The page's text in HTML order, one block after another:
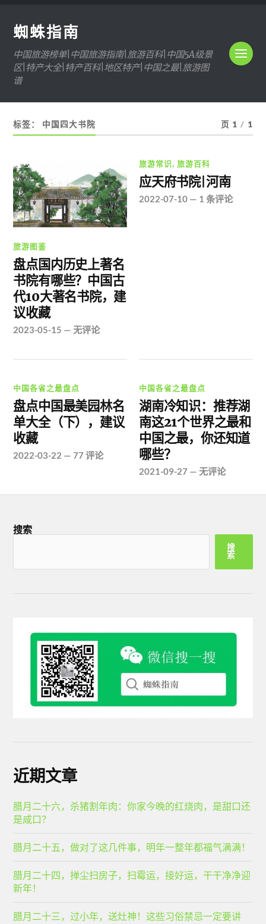
蜘蛛指南
中国旅游榜单|中国旅游指南|旅游百科|中国5A级景
区|特产大全|特产百科|地区特产|中国之最|旅游图
谱
标签： 中国四大书院 页 1 / 1
旅游图鉴
盘点国内历史上著名
书院有哪些？中国古
代10大著名书院，建
议收藏
2023-05-15 —无评论
旅游常识,旅游百科
应天府书院|河南
2022-07-10 — 1 条评论
中国各省之最盘点
盘点中国最美园林名
单大全（下），建议
收藏
2022-03-22 —77 评论
中国各省之最盘点
湖南冷知识：推荐湖
南这21个世界之最和
中国之最，你还知道
哪些？
2021-09-27 —无评论
搜索
搜
索
近期文章
腊月二十六，杀猪割年肉：你家今晚的红烧肉，是甜口还
是咸口？
腊月二十五，做对了这几件事，明年一整年都福气满满！
腊月二十四，掸尘扫房子，扫霉运，接好运，干干净净迎
新年！
腊月二十三，过小年，送灶神！这些习俗禁忌一定要讲